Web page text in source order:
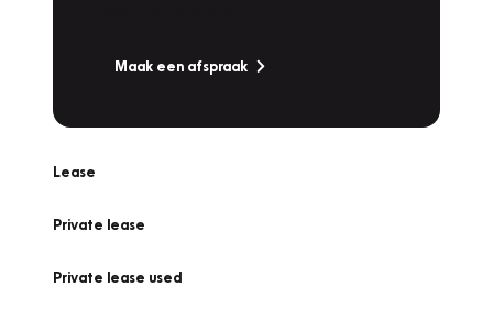
Maak een afspraak
Lease
Private lease
Private lease used